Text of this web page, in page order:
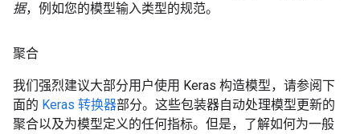
据，例如您的模型输入类型的规范。
聚合
我们强烈建议大部分用户使用 Keras 构造模型，请参阅下
面的 Keras 转换器部分。这些包装器自动处理模型更新的
聚合以及为模型定义的任何指标。但是，了解如何为一般